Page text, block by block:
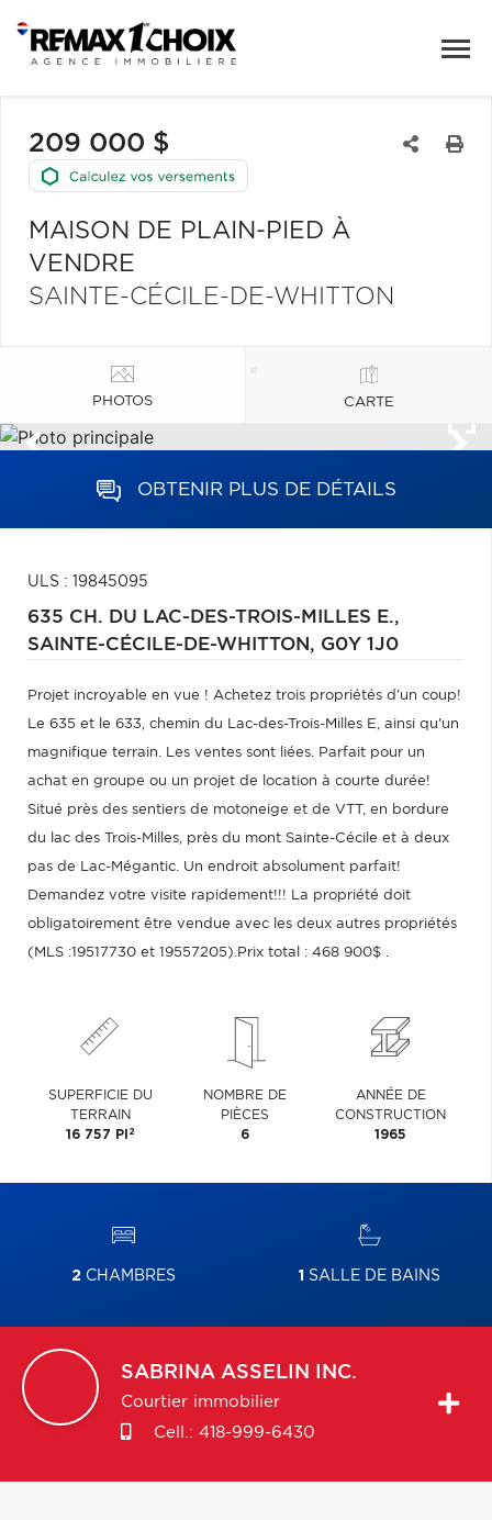
209 000 $
MAISON DE PLAIN-PIED À
VENDRE
SAINTE-CÉCILE-DE-WHITTON
PHOTOS CARTE
OBTENIR PLUS DE DÉTAILS
ULS : 19845095
635 CH. DU LAC-DES-TROIS-MILLES E.,
SAINTE-CÉCILE-DE-WHITTON, G0Y 1J0
Projet incroyable en vue ! Achetez trois propriétés d'un coup!
Le 635 et le 633, chemin du Lac-des-Trois-Milles E, ainsi qu'un
magnifique terrain. Les ventes sont liées. Parfait pour un
achat en groupe ou un projet de location à courte durée!
Situé près des sentiers de motoneige et de VTT, en bordure
du lac des Trois-Milles, près du mont Sainte-Cécile et à deux
pas de Lac-Mégantic. Un endroit absolument parfait!
Demandez votre visite rapidement!!! La propriété doit
obligatoirement être vendue avec les deux autres propriétés
(MLS :19517730 et 19557205).Prix total : 468 900$ .
SUPERFICIE DU
TERRAIN
16 757 PI 2
NOMBRE DE
PIÈCES
6
ANNÉE DE
CONSTRUCTION
1965
2CHAMBRES 1 SALLE DE BAINS
SABRINA ASSELIN INC.
Courtier immobilier
Cell.: 418-999-6430